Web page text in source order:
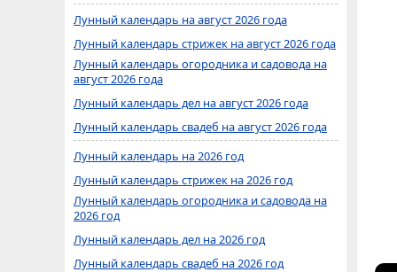
Лунный календарь на август 2026 года
Лунный календарь стрижек на август 2026 года
Лунный календарь огородника и садовода на
август 2026 года
Лунный календарь дел на август 2026 года
Лунный календарь свадеб на август 2026 года
Лунный календарь на 2026 год
Лунный календарь стрижек на 2026 год
Лунный календарь огородника и садовода на
2026 год
Лунный календарь дел на 2026 год
Лунный календарь свадеб на 2026 год